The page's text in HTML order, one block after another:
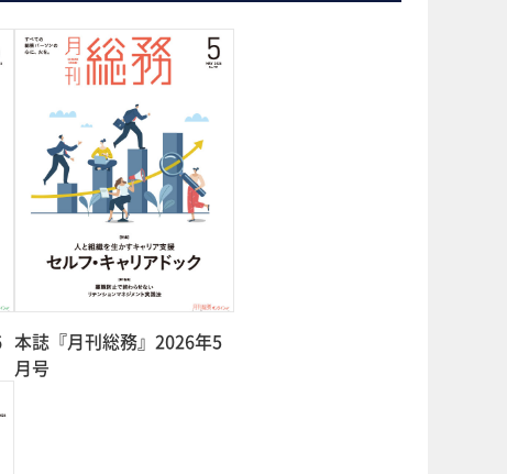
本誌『月刊総務』2026年5
月号